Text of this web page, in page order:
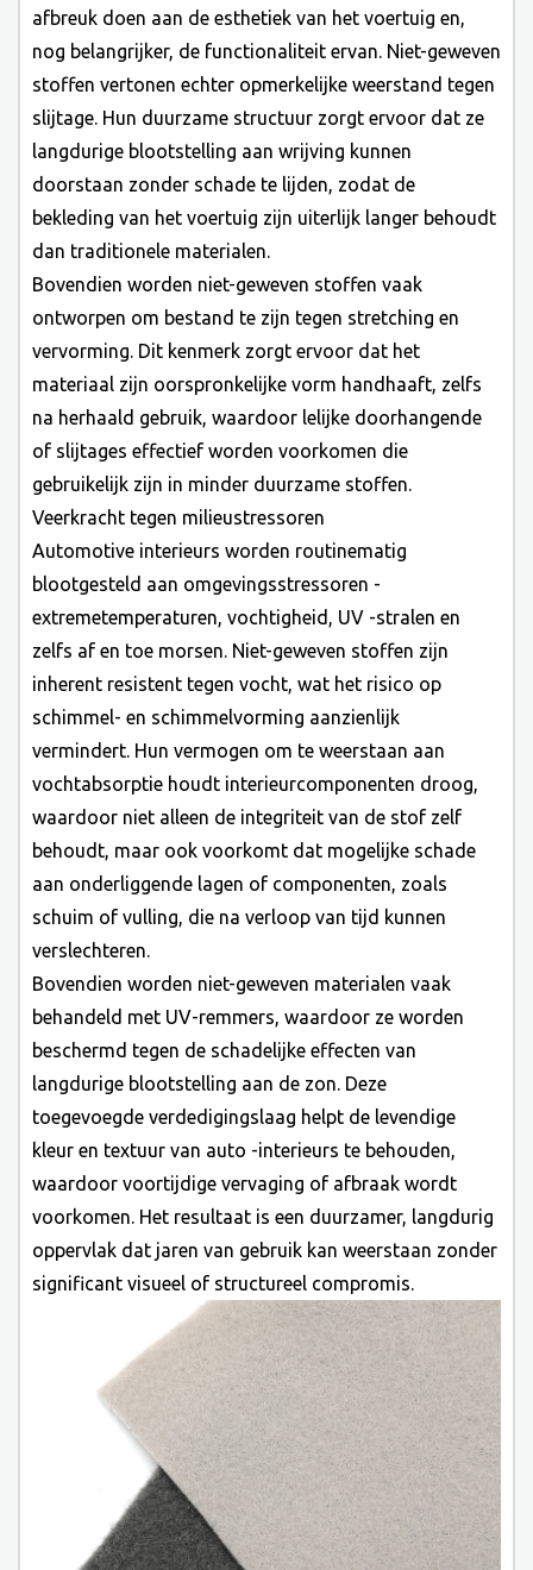
afbreuk doen aan de esthetiek van het voertuig en,
nog belangrijker, de functionaliteit ervan. Niet-geweven
stoffen vertonen echter opmerkelijke weerstand tegen
slijtage. Hun duurzame structuur zorgt ervoor dat ze
langdurige blootstelling aan wrijving kunnen
doorstaan ​​zonder schade te lijden, zodat de
bekleding van het voertuig zijn uiterlijk langer behoudt
dan traditionele materialen.
Bovendien worden niet-geweven stoffen vaak
ontworpen om bestand te zijn tegen stretching en
vervorming. Dit kenmerk zorgt ervoor dat het
materiaal zijn oorspronkelijke vorm handhaaft, zelfs
na herhaald gebruik, waardoor lelijke doorhangende
of slijtages effectief worden voorkomen die
gebruikelijk zijn in minder duurzame stoffen.
Veerkracht tegen milieustressoren
Automotive interieurs worden routinematig
blootgesteld aan omgevingsstressoren -
extremetemperaturen, vochtigheid, UV -stralen en
zelfs af en toe morsen. Niet-geweven stoffen zijn
inherent resistent tegen vocht, wat het risico op
schimmel- en schimmelvorming aanzienlijk
vermindert. Hun vermogen om te weerstaan ​​aan
vochtabsorptie houdt interieurcomponenten droog,
waardoor niet alleen de integriteit van de stof zelf
behoudt, maar ook voorkomt dat mogelijke schade
aan onderliggende lagen of componenten, zoals
schuim of vulling, die na verloop van tijd kunnen
verslechteren.
Bovendien worden niet-geweven materialen vaak
behandeld met UV-remmers, waardoor ze worden
beschermd tegen de schadelijke effecten van
langdurige blootstelling aan de zon. Deze
toegevoegde verdedigingslaag helpt de levendige
kleur en textuur van auto -interieurs te behouden,
waardoor voortijdige vervaging of afbraak wordt
voorkomen. Het resultaat is een duurzamer, langdurig
oppervlak dat jaren van gebruik kan weerstaan ​​zonder
significant visueel of structureel compromis.